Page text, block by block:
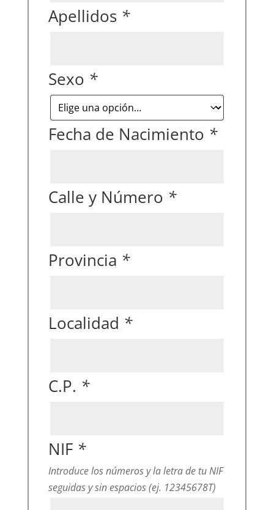
Apellidos *
Sexo *
Fecha de Nacimiento *
Calle y Número *
Provincia *
Localidad *
C.P. *
NIF *
Introduce los números y la letra de tu NIF
seguidas y sin espacios (ej. 12345678T)